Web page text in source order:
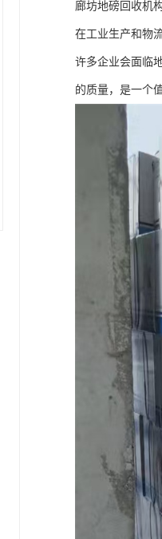
廊坊地磅回收机
在工业生产和物
许多企业会面临
的质量，是一个